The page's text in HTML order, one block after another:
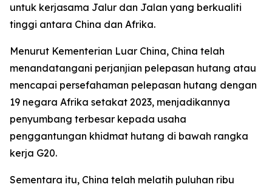
untuk kerjasama Jalur dan Jalan yang berkualiti
tinggi antara China dan Afrika.
Menurut Kementerian Luar China, China telah
menandatangani perjanjian pelepasan hutang atau
mencapai persefahaman pelepasan hutang dengan
19 negara Afrika setakat 2023, menjadikannya
penyumbang terbesar kepada usaha
penggantungan khidmat hutang di bawah rangka
kerja G20.
Sementara itu, China telah melatih puluhan ribu